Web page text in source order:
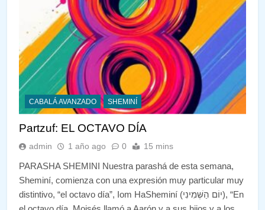
CABALÁ AVANZADO SHEMINÍ
Partzuf: EL OCTAVO DÍA
admin 1 año ago 0 15 mins
PARASHA SHEMINI Nuestra parashá de esta semana,
Sheminí, comienza con una expresión muy particular muy
distintivo, “el octavo día”, Iom HaSheminí (יוֹם הַשְּׁמִינִי), “En